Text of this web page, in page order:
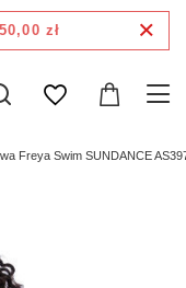
zł
Freya Swim SUNDANCE